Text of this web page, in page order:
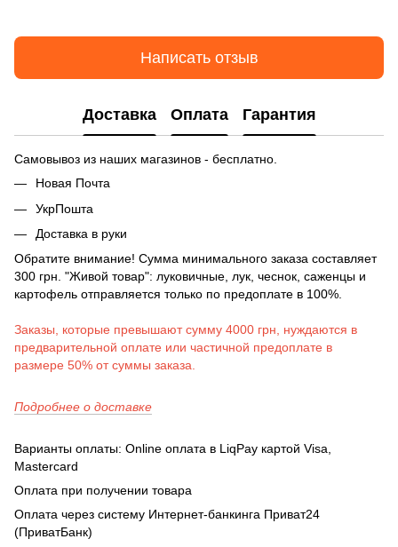
Написать отзыв
Доставка Оплата Гарантия
Самовывоз из наших магазинов - бесплатно.
Новая Почта
УкрПошта
Доставка в руки
Обратите внимание! Сумма минимального заказа составляет
300 грн. "Живой товар": луковичные, лук, чеснок, саженцы и
картофель отправляется только по предоплате в 100%.
Заказы, которые превышают сумму 4000 грн, нуждаются в
предварительной оплате или частичной предоплате в
размере 50% от суммы заказа.
Подробнее о доставке
Варианты оплаты: Online оплата в LiqPay картой Visa,
Mastercard
Оплата при получении товара
Оплата через систему Интернет-банкинга Приват24
(ПриватБанк)